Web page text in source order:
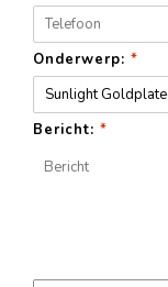
Onderwerp: *
Bericht: *